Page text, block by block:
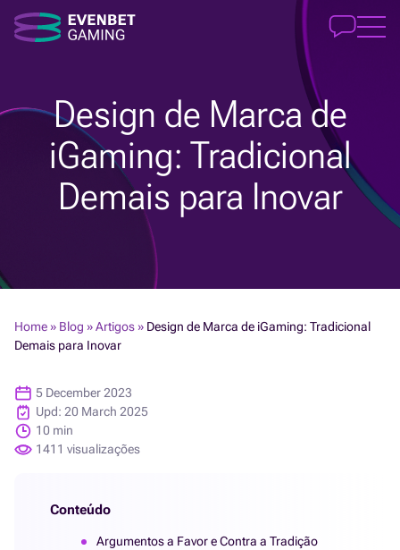
Design de Marca de
iGaming: Tradicional
Demais para Inovar
Home» Blog »Artigos» Design de Marca de iGaming: Tradicional
Demais para Inovar
5 December 2023
Upd: 20 March 2025
10 min
1411 visualizações
Conteúdo
Argumentos a Favor e Contra a Tradição